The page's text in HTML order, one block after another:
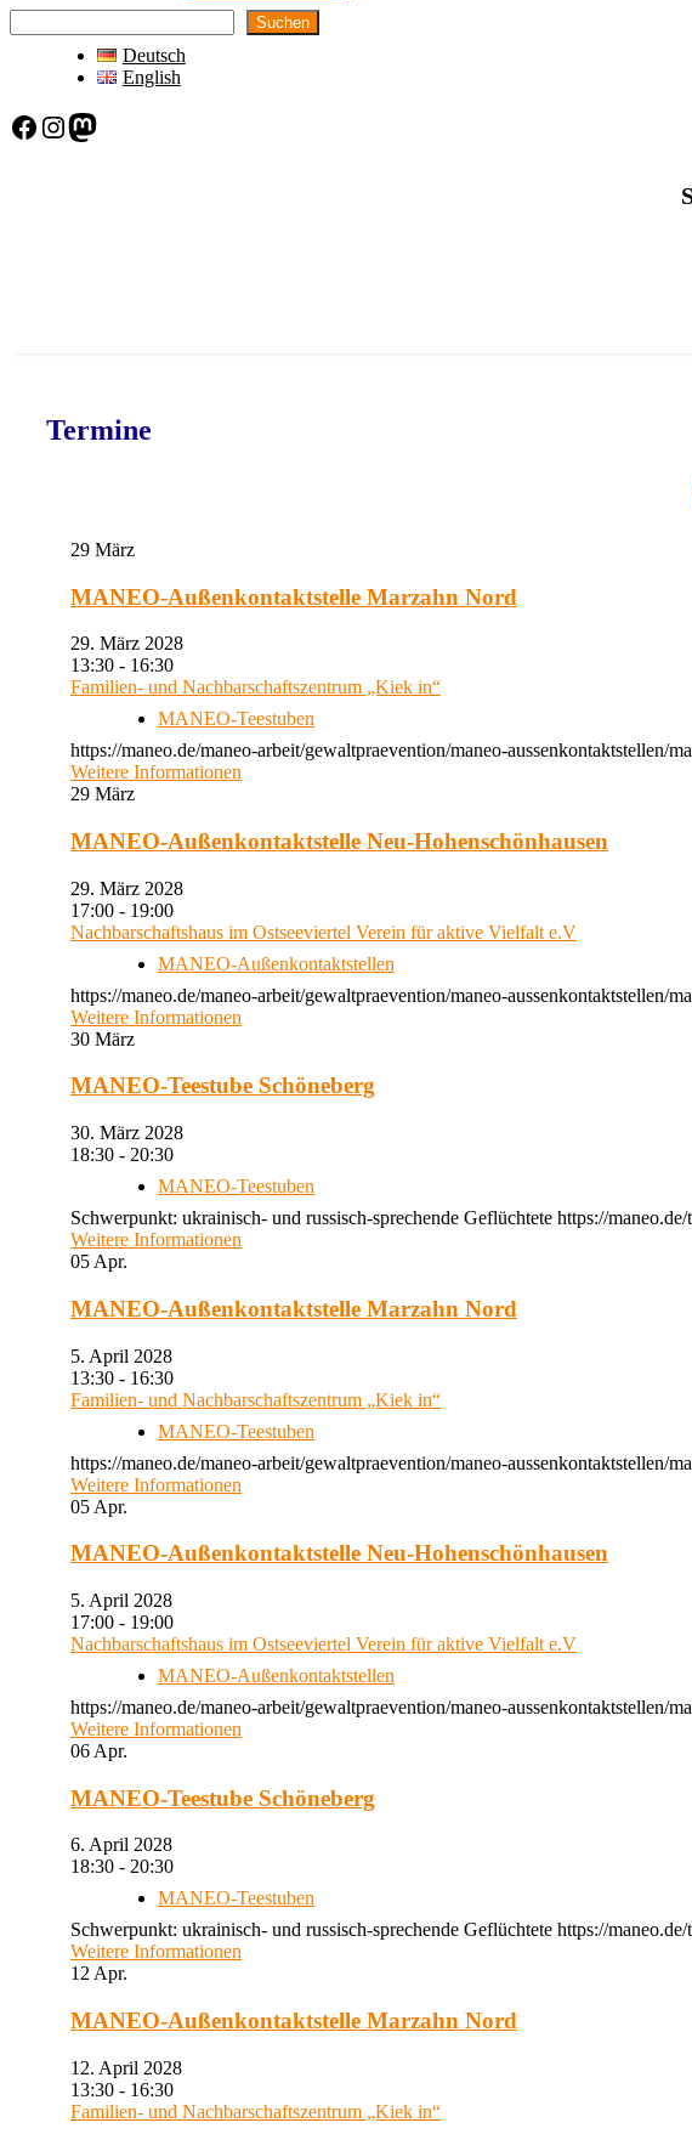
Suchen
Deutsch
English
Facebook Instagram Mastodon
Termine
29 März
MANEO-Außenkontaktstelle Marzahn Nord
29. März 2028
13:30 - 16:30
Familien- und Nachbarschaftszentrum „Kiek in“
MANEO-Teestuben
https://maneo.de/maneo-arbeit/gewaltpraevention/maneo-aussenkontaktstellen/
Weitere Informationen
29 März
MANEO-Außenkontaktstelle Neu-Hohenschönhausen
29. März 2028
17:00 - 19:00
Nachbarschaftshaus im Ostseeviertel Verein für aktive Vielfalt e.V
MANEO-Außenkontaktstellen
https://maneo.de/maneo-arbeit/gewaltpraevention/maneo-aussenkontaktstellen/
Weitere Informationen
30 März
MANEO-Teestube Schöneberg
30. März 2028
18:30 - 20:30
MANEO-Teestuben
Schwerpunkt: ukrainisch- und russisch-sprechende Geflüchtete https://
Weitere Informationen
05 Apr.
MANEO-Außenkontaktstelle Marzahn Nord
5. April 2028
13:30 - 16:30
Familien- und Nachbarschaftszentrum „Kiek in“
MANEO-Teestuben
https://maneo.de/maneo-arbeit/gewaltpraevention/maneo-aussenkontaktstellen/
Weitere Informationen
05 Apr.
MANEO-Außenkontaktstelle Neu-Hohenschönhausen
5. April 2028
17:00 - 19:00
Nachbarschaftshaus im Ostseeviertel Verein für aktive Vielfalt e.V
MANEO-Außenkontaktstellen
https://maneo.de/maneo-arbeit/gewaltpraevention/maneo-aussenkontaktstellen/
Weitere Informationen
06 Apr.
MANEO-Teestube Schöneberg
6. April 2028
18:30 - 20:30
MANEO-Teestuben
Schwerpunkt: ukrainisch- und russisch-sprechende Geflüchtete https://
Weitere Informationen
12Apr.
MANEO-Außenkontaktstelle Marzahn Nord
12. April 2028
13:30 - 16:30
Familien- und Nachbarschaftszentrum „Kiek in“